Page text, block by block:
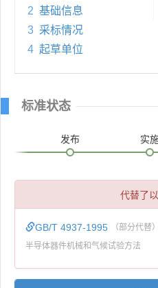
2 基础信息
3 采标情况
4 起草单位
标准状态
发布 实
代替了
GB/T 4937-1995 （部分代替）
半导体器件机械和气候试验方法